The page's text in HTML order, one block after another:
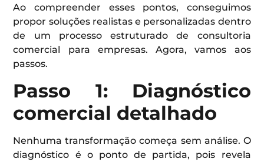
Ao compreender esses pontos, conseguimos
propor soluções realistas e personalizadas dentro
de um processo estruturado de consultoria
comercial para empresas. Agora, vamos aos
passos.
Passo 1: Diagnóstico
comercial detalhado
Nenhuma transformação começa sem análise. O
diagnóstico é o ponto de partida, pois revela